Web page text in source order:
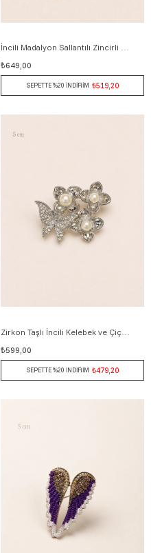
İncili Madalyon Sallantılı Zincirli Broş 7 cm ALTIN
₺649,00
SEPETTE %20 İNDİRİM ₺519,20
₺599,00
SEPETTE %20 İNDİRİM ₺479,20